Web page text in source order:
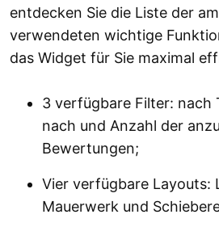
entdecken Sie die Liste der
verwendeten wichtige
das Widget für Sie maximal
3 verfügbare Filter: nach
nach und Anzahl der
Bewertungen;
Vier verfügbare Layouts:
Mauerwerk und